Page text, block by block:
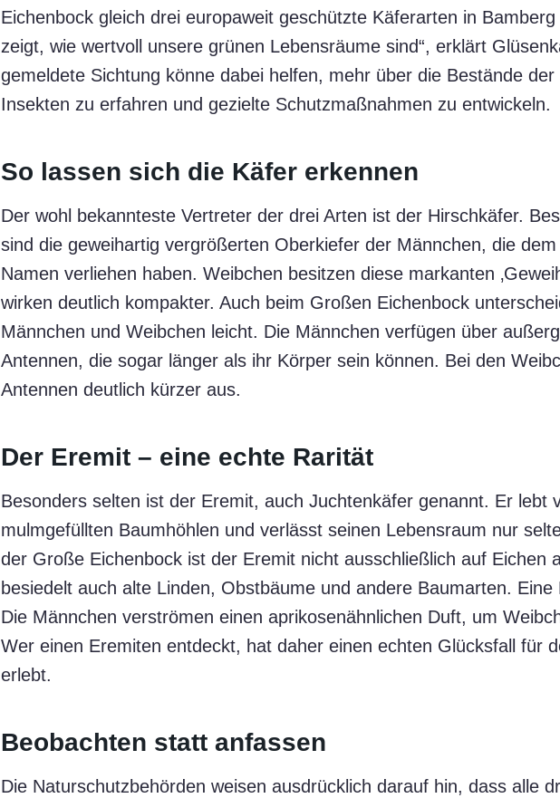
Eichenbock gleich drei europaweit geschützte Käferarten in
zeigt, wie wertvoll unsere grünen Lebensräume sind“, erklärt
gemeldete Sichtung könne dabei helfen, mehr über die Bestände der
Insekten zu erfahren und gezielte Schutzmaßnahmen zu entwickeln.
So lassen sich die Käfer erkennen
Der wohl bekannteste Vertreter der drei Arten ist der Hirschkäfer.
sind die geweihartig vergrößerten Oberkiefer der Männchen, die
Namen verliehen haben. Weibchen besitzen diese markanten
wirken deutlich kompakter. Auch beim Großen Eichenbock
Männchen und Weibchen leicht. Die Männchen verfügen über
Antennen, die sogar länger als ihr Körper sein können. Bei den
Antennen deutlich kürzer aus.
Der Eremit – eine echte Rarität
Besonders selten ist der Eremit, auch Juchtenkäfer genannt. Er lebt
mulmgefüllten Baumhöhlen und verlässt seinen Lebensraum nur
der Große Eichenbock ist der Eremit nicht ausschließlich auf Eichen
besiedelt auch alte Linden, Obstbäume und andere Baumarten. Eine
Die Männchen verströmen einen aprikosenähnlichen Duft, um
Wer einen Eremiten entdeckt, hat daher einen echten Glücksfall für
erlebt.
Beobachten statt anfassen
Die Naturschutzbehörden weisen ausdrücklich darauf hin, dass alle